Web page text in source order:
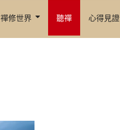
禪修世界 聽禪 心得見證